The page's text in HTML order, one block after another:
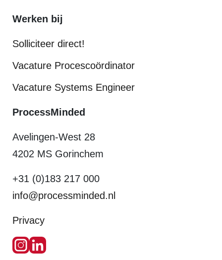
Werken bij
Solliciteer direct!
Vacature Procescoördinator
Vacature Systems Engineer
ProcessMinded
Avelingen-West 28
4202 MS Gorinchem
+31 (0)183 217 000
info@processminded.nl
Privacy